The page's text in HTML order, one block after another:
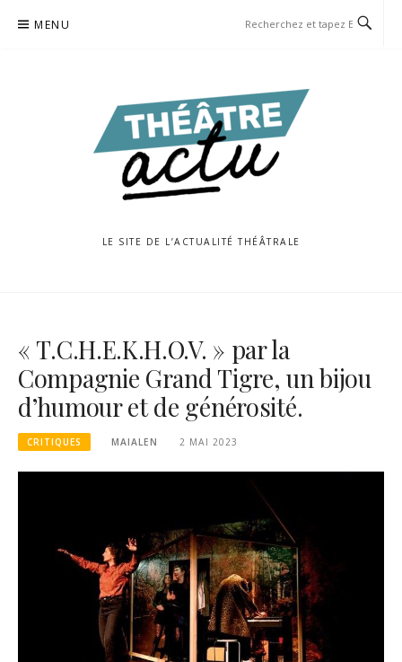
MENU
LE SITE DE L’ACTUALITÉ THÉÂTRALE
« T.C.H.E.K.H.O.V. » par la
Compagnie Grand Tigre, un bijou
d’humour et de générosité.
CRITIQUES MAIALEN 2 MAI 2023